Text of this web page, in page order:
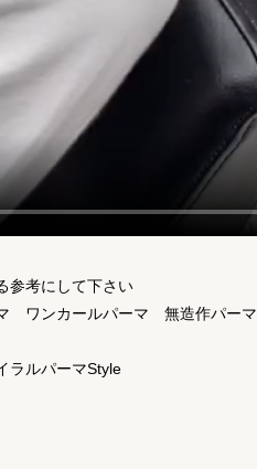
参考にして下さい
ワンカールパーマ 無造作パーマ
ラルパーマStyle